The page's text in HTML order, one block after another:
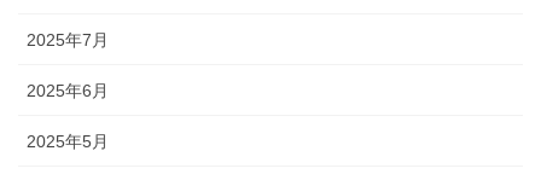
2025年7月
2025年6月
2025年5月